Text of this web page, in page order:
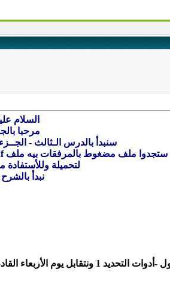
السلام
مرحبا
سنبدأ بالدرس الـثالث - الجــزء
ستجدوا ملف مضغوط بالمرفقات بيه ملف pdf خاص بالدرس الثالث -الجزء الأول
لتحميلة وللأستفادة
نبدأ